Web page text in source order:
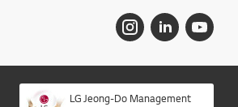
LG Jeong-Do Management